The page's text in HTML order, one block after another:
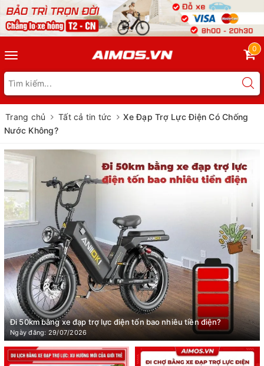
Toggle
navigation
0
Trang chủ Tất cả tin tức
Xe Đạp Trợ Lực Điện Có Chống
Nước Không?
Đi 50km bằng xe đạp trợ lực điện tốn bao nhiêu tiền điện?
Ngày đăng: 29/07/2026